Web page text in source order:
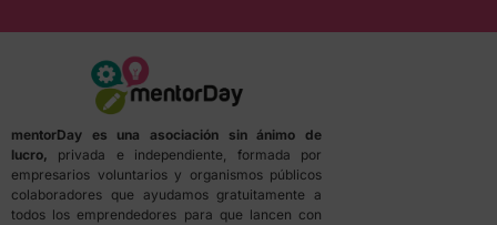
mentorDay es una asociación sin ánimo de
lucro, privada e independiente, formada por
empresarios voluntarios y organismos públicos
colaboradores que ayudamos gratuitamente a
todos los emprendedores para que lancen con